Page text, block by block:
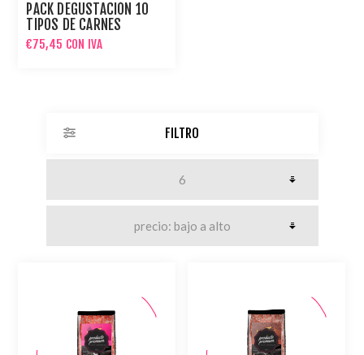
PACK DEGUSTACIÓN 10
TIPOS DE CARNES
NUTRICIONE 10KG PARA
PERROS Y GATOS
€75,45 CON IVA
FILTRO